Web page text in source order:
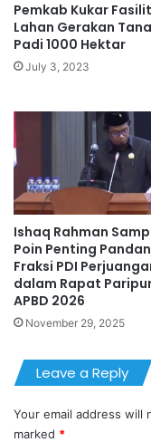
Pemkab Kukar
Lahan Gerakan
Padi 1000 Hektar
July 3, 2023
Ishaq Rahman
Poin Penting
Fraksi PDI
dalam Rapat
APBD 2026
November 29, 2025
Leave a Reply
Your email address will
marked *